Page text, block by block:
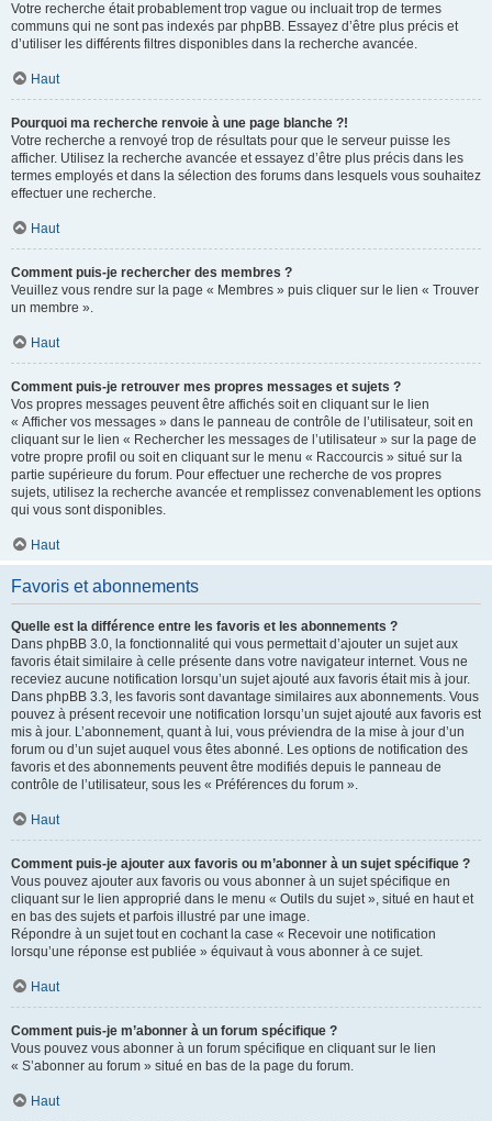
Votre recherche était probablement trop vague ou incluait trop de termes
communs qui ne sont pas indexés par phpBB. Essayez d’être plus précis et
d’utiliser les différents filtres disponibles dans la recherche avancée.
Haut
Pourquoi ma recherche renvoie à une page blanche ?!
Votre recherche a renvoyé trop de résultats pour que le serveur puisse les
afficher. Utilisez la recherche avancée et essayez d’être plus précis dans les
termes employés et dans la sélection des forums dans lesquels vous souhaitez
effectuer une recherche.
Haut
Comment puis-je rechercher des membres ?
Veuillez vous rendre sur la page « Membres » puis cliquer sur le lien « Trouver
un membre ».
Haut
Comment puis-je retrouver mes propres messages et sujets ?
Vos propres messages peuvent être affichés soit en cliquant sur le lien
« Afficher vos messages » dans le panneau de contrôle de l’utilisateur, soit en
cliquant sur le lien « Rechercher les messages de l’utilisateur » sur la page de
votre propre profil ou soit en cliquant sur le menu « Raccourcis » situé sur la
partie supérieure du forum. Pour effectuer une recherche de vos propres
sujets, utilisez la recherche avancée et remplissez convenablement les options
qui vous sont disponibles.
Haut
Favoris et abonnements
Quelle est la différence entre les favoris et les abonnements ?
Dans phpBB 3.0, la fonctionnalité qui vous permettait d’ajouter un sujet aux
favoris était similaire à celle présente dans votre navigateur internet. Vous ne
receviez aucune notification lorsqu’un sujet ajouté aux favoris était mis à jour.
Dans phpBB 3.3, les favoris sont davantage similaires aux abonnements. Vous
pouvez à présent recevoir une notification lorsqu’un sujet ajouté aux favoris est
mis à jour. L’abonnement, quant à lui, vous préviendra de la mise à jour d’un
forum ou d’un sujet auquel vous êtes abonné. Les options de notification des
favoris et des abonnements peuvent être modifiés depuis le panneau de
contrôle de l’utilisateur, sous les « Préférences du forum ».
Haut
Comment puis-je ajouter aux favoris ou m’abonner à un sujet spécifique ?
Vous pouvez ajouter aux favoris ou vous abonner à un sujet spécifique en
cliquant sur le lien approprié dans le menu « Outils du sujet », situé en haut et
en bas des sujets et parfois illustré par une image.
Répondre à un sujet tout en cochant la case « Recevoir une notification
lorsqu’une réponse est publiée » équivaut à vous abonner à ce sujet.
Haut
Comment puis-je m’abonner à un forum spécifique ?
Vous pouvez vous abonner à un forum spécifique en cliquant sur le lien
« S’abonner au forum » situé en bas de la page du forum.
Haut